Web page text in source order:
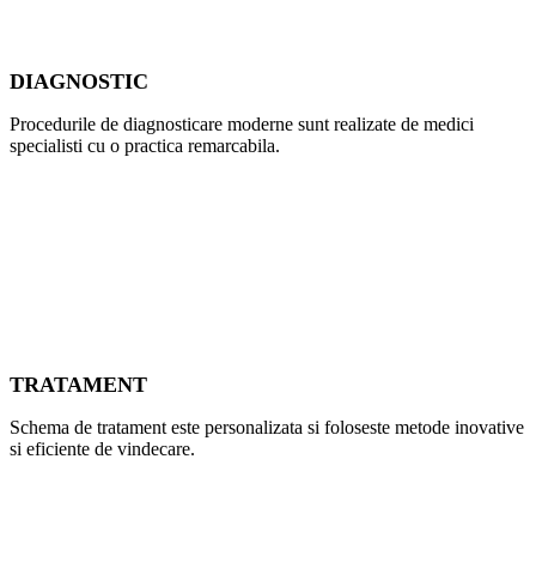
DIAGNOSTIC
Procedurile de diagnosticare moderne sunt realizate de medici
specialisti cu o practica remarcabila.
TRATAMENT
Schema de tratament este personalizata si foloseste metode inovative
si eficiente de vindecare.